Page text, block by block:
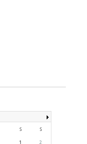
S S
1 2